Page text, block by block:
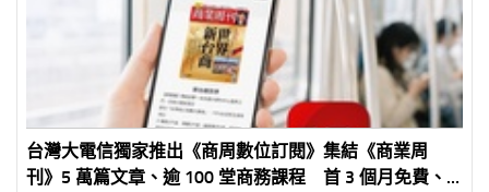
台灣大電信獨家推出《商周數位訂閱》集結《商業周
刊》5 萬篇文章、逾 100 堂商務課程 首 3 個月免費、